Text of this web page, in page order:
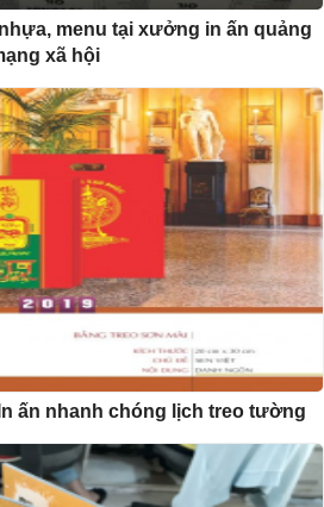
menu tại xưởng in ấn quảng
xã hội
ấn nhanh chóng lịch treo tường